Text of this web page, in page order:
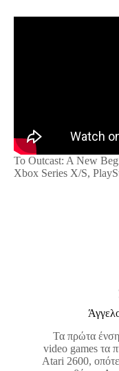
Το Outcast: A New
Xbox Series X/S,
Τα πρώτα
video games τα
Atari 2600, οπότε